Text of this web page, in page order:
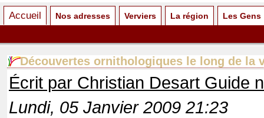
Accueil Nos adresses Verviers La région Les Gens
Découvertes ornithologiques le long de la
Écrit par Christian Desart Guide
Lundi, 05 Janvier 2009 21:23